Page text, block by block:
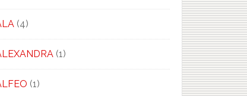
(4)
(1)
(1)